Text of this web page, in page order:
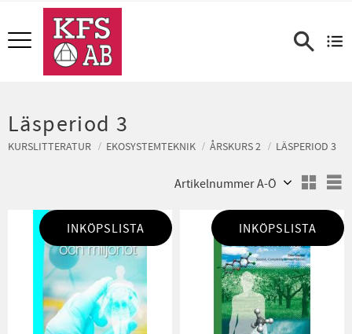
Meny
Läsperiod 3
KURSLITTERATUR EKOSYSTEMTEKNIK ÅRSKURS 2 LÄSPERIOD 3
INKÖPSLISTA INKÖPSLISTA